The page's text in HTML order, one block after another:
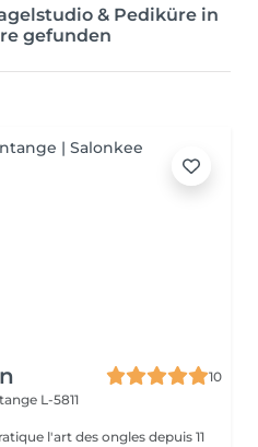
& Pediküre in
gefunden
10
L-5811
l'art des ongles depuis 11